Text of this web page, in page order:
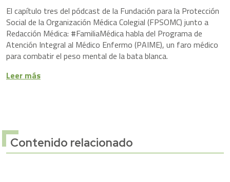
El capítulo tres del pódcast de la Fundación para la Protección
Social de la Organización Médica Colegial (FPSOMC) junto a
Redacción Médica: #FamiliaMédica habla del Programa de
Atención Integral al Médico Enfermo (PAIME), un faro médico
para combatir el peso mental de la bata blanca.
Leer más
Contenido relacionado